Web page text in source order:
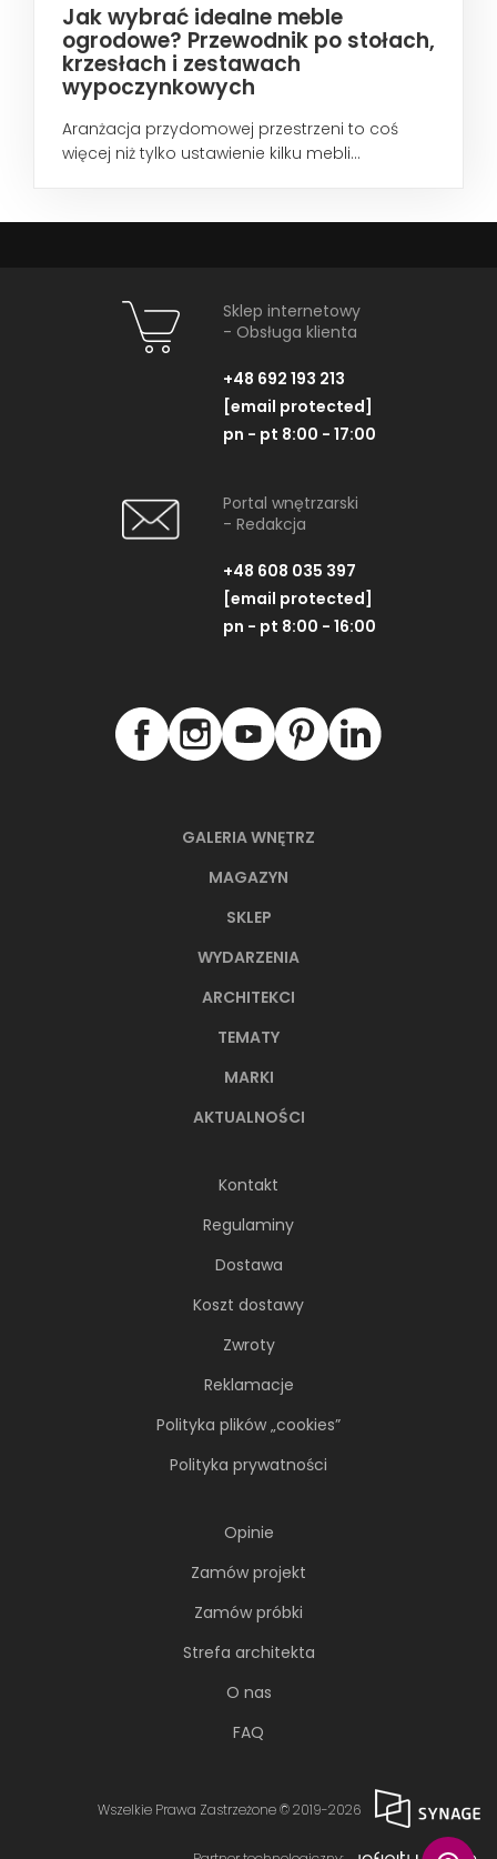
Jak wybrać idealne meble
ogrodowe? Przewodnik po stołach,
krzesłach i zestawach
wypoczynkowych
Aranżacja przydomowej przestrzeni to coś
więcej niż tylko ustawienie kilku mebli...
GALERIA WNĘTRZ
MAGAZYN
SKLEP
WYDARZENIA
ARCHITEKCI
TEMATY
MARKI
AKTUALNOŚCI
Kontakt
Regulaminy
Dostawa
Koszt dostawy
Zwroty
Reklamacje
Polityka plików „cookies”
Polityka prywatności
Opinie
Zamów projekt
Zamów próbki
Strefa architekta
O nas
FAQ
Sklep internetowy
- Obsługa klienta
+48 692 193 213
[email protected]
pn - pt 8:00 - 17:00
Portal wnętrzarski
- Redakcja
+48 608 035 397
[email protected]
pn - pt 8:00 - 16:00
Wszelkie Prawa Zastrzeżone © 2019-2026